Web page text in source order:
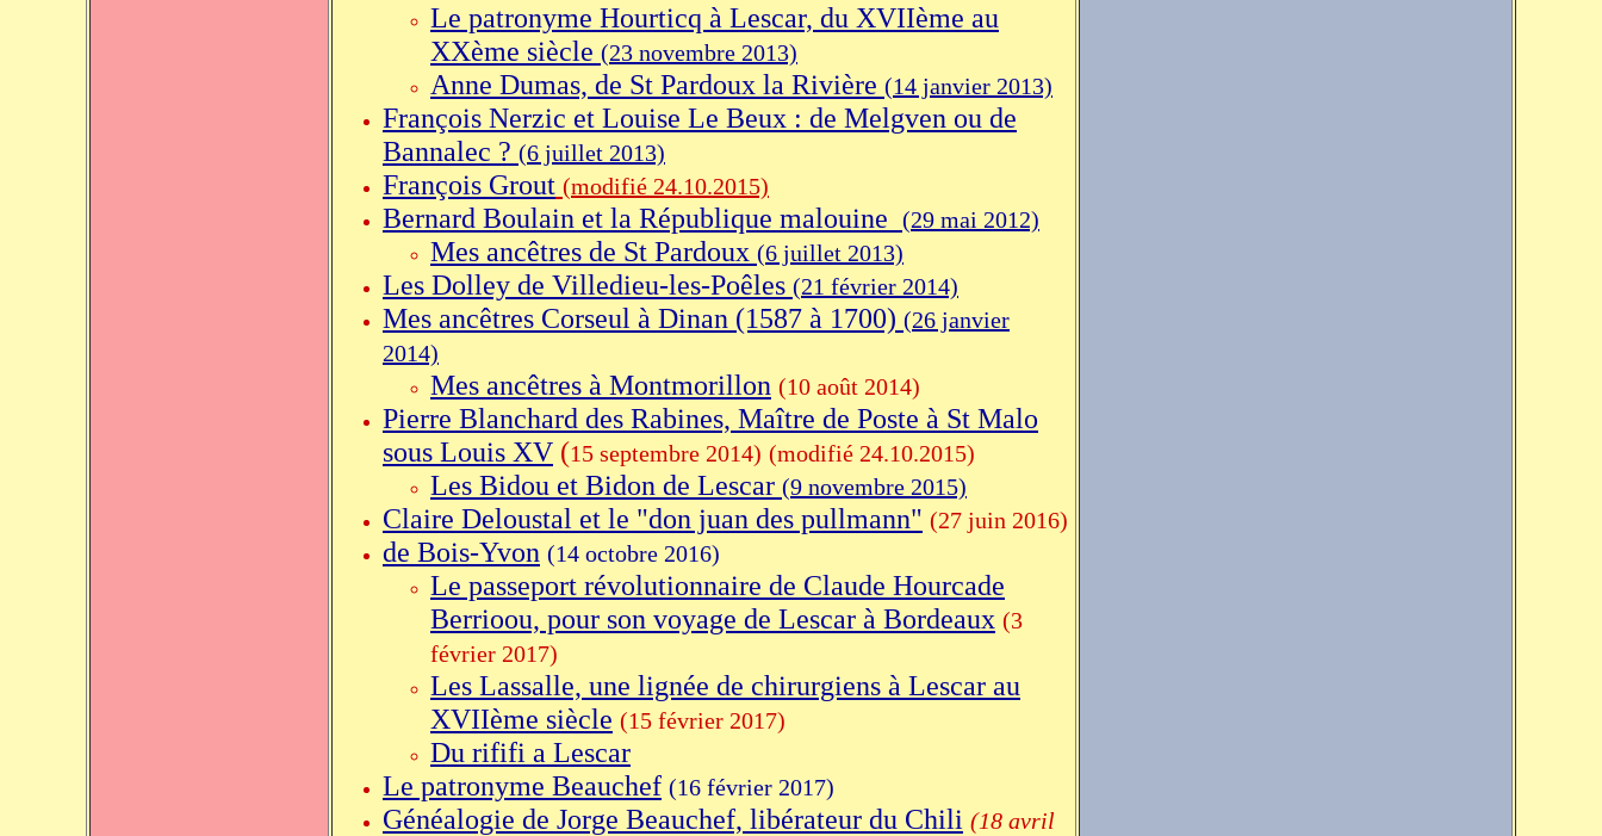
Le patronyme Hourticq à Lescar, du XVIIème au
XXème siècle (23 novembre 2013)
Anne Dumas, de St Pardoux la Rivière (14 janvier 2013)
François Nerzic et Louise Le Beux : de Melgven ou de
Bannalec ? (6 juillet 2013)
François Grout (modifié 24.10.2015)
Bernard Boulain et la République malouine (29 mai 2012)
Mes ancêtres de St Pardoux (6 juillet 2013)
Les Dolley de Villedieu-les-Poêles (21 février 2014)
Mes ancêtres Corseul à Dinan (1587 à 1700) (26 janvier
2014)
Mes ancêtres à Montmorillon (10 août 2014)
Pierre Blanchard des Rabines, Maître de Poste à St Malo
sous Louis XV (15 septembre 2014) (modifié 24.10.2015)
Les Bidou et Bidon de Lescar (9 novembre 2015)
Claire Deloustal et le "don juan des pullmann" (27 juin 2016)
de Bois-Yvon (14 octobre 2016)
Le passeport révolutionnaire de Claude Hourcade
Berrioou, pour son voyage de Lescar à Bordeaux (3
février 2017)
Les Lassalle, une lignée de chirurgiens à Lescar au
XVIIème siècle (15 février 2017)
Du rififi a Lescar
Le patronyme Beauchef (16 février 2017)
Généalogie de Jorge Beauchef, libérateur du Chili (18 avril